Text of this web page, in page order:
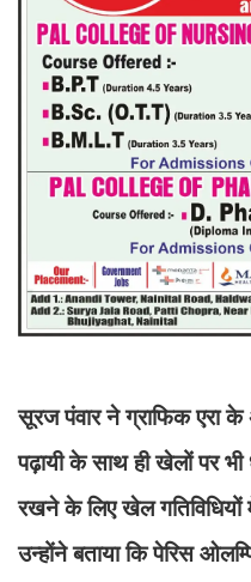
सूरज पंवार ने ग्राफिक एरा
पढ़ायी के साथ ही खेलों पर
रखने के लिए खेल गतिविधियों
उन्होंने बताया कि पेरिस